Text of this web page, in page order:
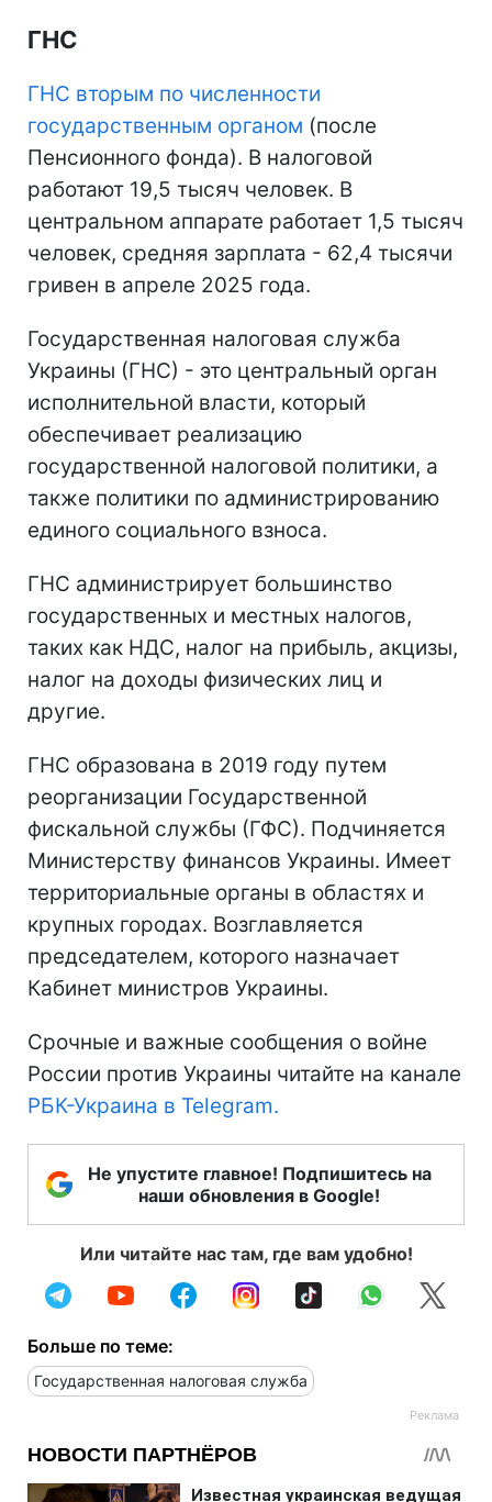
ГНС
ГНС вторым по численности
государственным органом (после
Пенсионного фонда). В налоговой
работают 19,5 тысяч человек. В
центральном аппарате работает 1,5 тысяч
человек, средняя зарплата - 62,4 тысячи
гривен в апреле 2025 года.
Государственная налоговая служба
Украины (ГНС) - это центральный орган
исполнительной власти, который
обеспечивает реализацию
государственной налоговой политики, а
также политики по администрированию
единого социального взноса.
ГНС администрирует большинство
государственных и местных налогов,
таких как НДС, налог на прибыль, акцизы,
налог на доходы физических лиц и
другие.
ГНС образована в 2019 году путем
реорганизации Государственной
фискальной службы (ГФС). Подчиняется
Министерству финансов Украины. Имеет
территориальные органы в областях и
крупных городах. Возглавляется
председателем, которого назначает
Кабинет министров Украины.
Срочные и важные сообщения о войне
России против Украины читайте на канале
РБК-Украина в Telegram.
Не упустите главное! Подпишитесь на
наши обновления в Google!
Или читайте нас там, где вам удобно!
Больше по теме:
Государственная налоговая служба